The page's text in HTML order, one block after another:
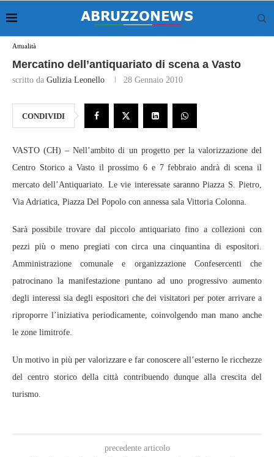
Attualità
Mercatino dell’antiquariato di scena a Vasto
scritto da Gulizia Leonello 28 Gennaio 2010
CONDIVIDI
VASTO (CH) – Nell’ambito di un progetto per la valorizzazione del
Centro Storico a Vasto il prossimo 6 e 7 febbraio andrà di scena il
mercato dell’Antiquariato. Le vie interessate saranno Piazza S. Pietro,
Via Adriatica, Piazza Del Popolo con annessa sala Vittoria Colonna.
Sarà possibile trovare dal piccolo antiquariato fino a collezioni con
pezzi più o meno pregiati con circa una cinquantina di espositori.
Amministrazione comunale e organizzazione Confesercenti che
patrocinano la manifestazione puntano ad uno progressivo aumento
degli interessi sia degli espositori che dei visitatori per poter arrivare a
riproporre l’iniziativa periodicamente, coinvolgendo man mano anche
le zone limitrofe.
Un motivo in più per valorizzare e far conoscere all’esterno le ricchezze
del centro storico della città contribuendo dunque alla crescita del
turismo.
precedente articolo